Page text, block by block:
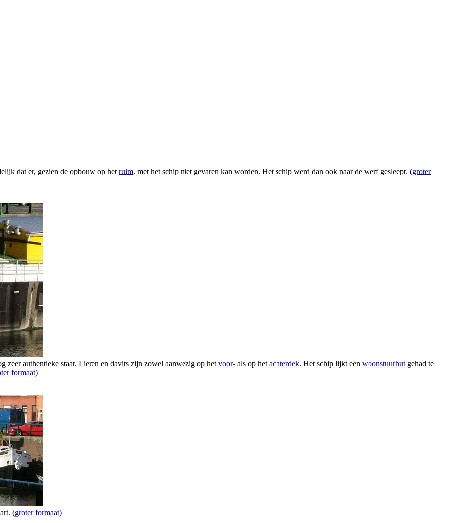
dat er, gezien de opbouw op het ruim, met het schip niet gevaren kan worden. Het schip werd dan ook naar de werf gesleept. (groter
zeer authentieke staat. Lieren en davits zijn zowel aanwezig op het voor- als op het achterdek. Het schip lijkt een woonstuurhut gehad te
formaat)
(groter formaat)